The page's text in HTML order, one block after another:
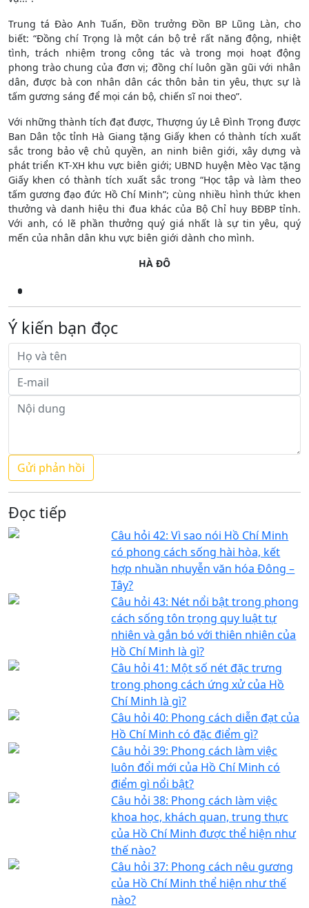
Trung tá Đào Anh Tuấn, Đồn trưởng Đồn BP Lũng Làn, cho
biết: “Đồng chí Trọng là một cán bộ trẻ rất năng động, nhiệt
tình, trách nhiệm trong công tác và trong mọi hoạt động
phong trào chung của đơn vị; đồng chí luôn gần gũi với nhân
dân, được bà con nhân dân các thôn bản tin yêu, thực sự là
tấm gương sáng để mọi cán bộ, chiến sĩ noi theo”.
Với những thành tích đạt được, Thượng úy Lê Đình Trọng được
Ban Dân tộc tỉnh Hà Giang tặng Giấy khen có thành tích xuất
sắc trong bảo vệ chủ quyền, an ninh biên giới, xây dựng và
phát triển KT-XH khu vực biên giới; UBND huyện Mèo Vạc tặng
Giấy khen có thành tích xuất sắc trong “Học tập và làm theo
tấm gương đạo đức Hồ Chí Minh”; cùng nhiều hình thức khen
thưởng và danh hiệu thi đua khác của Bộ Chỉ huy BĐBP tỉnh.
Với anh, có lẽ phần thưởng quý giá nhất là sự tin yêu, quý
mến của nhân dân khu vực biên giới dành cho mình.
HÀ ĐÔ
Ý kiến bạn đọc
Đọc tiếp
Câu hỏi 42: Vì sao nói Hồ Chí Minh
có phong cách sống hài hòa, kết
hợp nhuần nhuyễn văn hóa Đông –
Tây?
Câu hỏi 43: Nét nổi bật trong phong
cách sống tôn trọng quy luật tự
nhiên và gắn bó với thiên nhiên của
Hồ Chí Minh là gì?
Câu hỏi 41: Một số nét đặc trưng
trong phong cách ứng xử của Hồ
Chí Minh là gì?
Câu hỏi 40: Phong cách diễn đạt của
Hồ Chí Minh có đặc điểm gì?
Câu hỏi 39: Phong cách làm việc
luôn đổi mới của Hồ Chí Minh có
điểm gì nổi bật?
Câu hỏi 38: Phong cách làm việc
khoa học, khách quan, trung thực
của Hồ Chí Minh được thể hiện như
thế nào?
Câu hỏi 37: Phong cách nêu gương
của Hồ Chí Minh thể hiện như thế
nào?